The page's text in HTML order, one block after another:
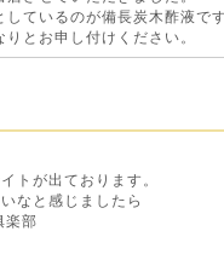
しているのが備長炭木酢液で
とお申し付けください。
トが出ております。
なと感じましたら
楽部